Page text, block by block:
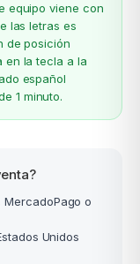
equipo viene con
las letras es
de posición
en la tecla a la
español
1 minuto.
MercadoPago o
Unidos